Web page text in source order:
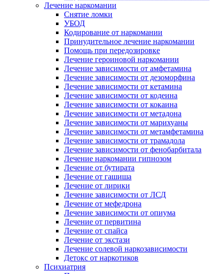
Лечение наркомании
Снятие ломки
УБОД
Кодирование от наркомании
Принудительное лечение наркомании
Помощь при передозировке
Лечение героиновой наркомании
Лечение зависимости от амфетамина
Лечение зависимости от дезоморфина
Лечение зависимости от кетамина
Лечение зависимости от кодеина
Лечение зависимости от кокаина
Лечение зависимости от метадона
Лечение зависимости от марихуаны
Лечение зависимости от метамфетамина
Лечение зависимости от трамадола
Лечение зависимости от фенобарбитала
Лечение наркомании гипнозом
Лечение от бутирата
Лечение от гашиша
Лечение от лирики
Лечение зависимости от ЛСД
Лечение от мефедрона
Лечение зависимости от опиума
Лечение от первитина
Лечение от спайса
Лечение от экстази
Лечение солевой наркозависимости
Детокс от наркотиков
Психиатрия